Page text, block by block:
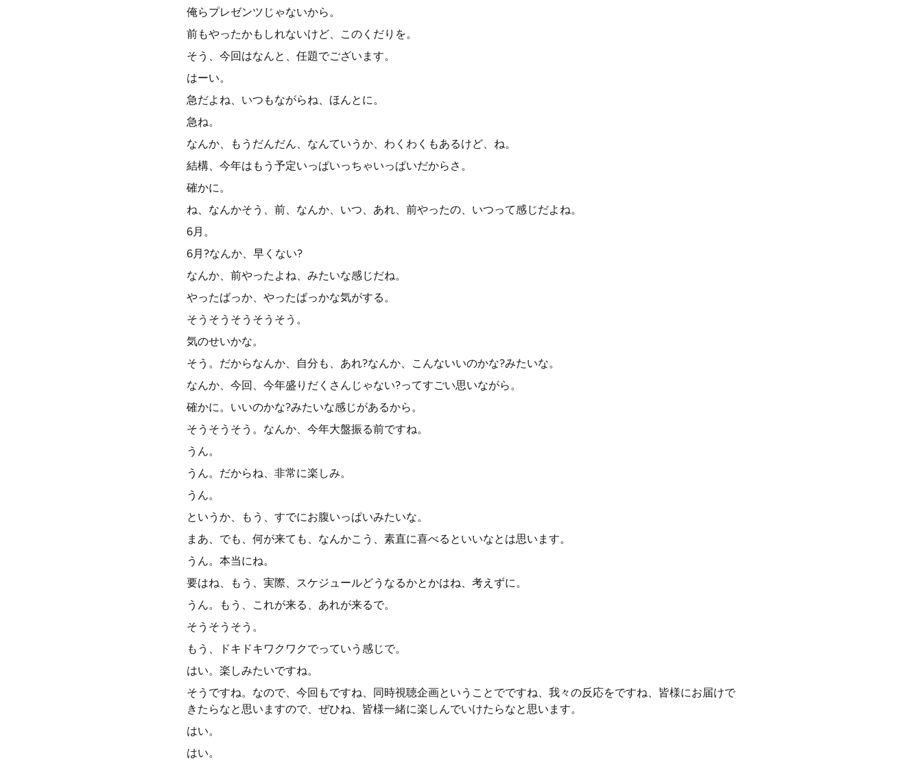
俺らプレゼンツじゃないから。
前もやったかもしれないけど、このくだりを。
そう、今回はなんと、任題でございます。
はーい。
急だよね、いつもながらね、ほんとに。
急ね。
なんか、もうだんだん、なんていうか、わくわくもあるけど、ね。
結構、今年はもう予定いっぱいっちゃいっぱいだからさ。
確かに。
ね、なんかそう、前、なんか、いつ、あれ、前やったの、いつって感じだよね。
6月。
6月?なんか、早くない?
なんか、前やったよね、みたいな感じだね。
やったばっか、やったばっかな気がする。
そうそうそうそうそう。
気のせいかな。
そう。だからなんか、自分も、あれ?なんか、こんないいのかな?みたいな。
なんか、今回、今年盛りだくさんじゃない?ってすごい思いながら。
確かに。いいのかな?みたいな感じがあるから。
そうそうそう。なんか、今年大盤振る前ですね。
うん。
うん。だからね、非常に楽しみ。
うん。
というか、もう、すでにお腹いっぱいみたいな。
まあ、でも、何が来ても、なんかこう、素直に喜べるといいなとは思います。
うん。本当にね。
要はね、もう、実際、スケジュールどうなるかとかはね、考えずに。
うん。もう、これが来る、あれが来るで。
そうそうそう。
もう、ドキドキワクワクでっていう感じで。
はい。楽しみたいですね。
そうですね。なので、今回もですね、同時視聴企画ということでですね、我々の反応をですね、皆様にお届けで
きたらなと思いますので、ぜひね、皆様一緒に楽しんでいけたらなと思います。
はい。
はい。